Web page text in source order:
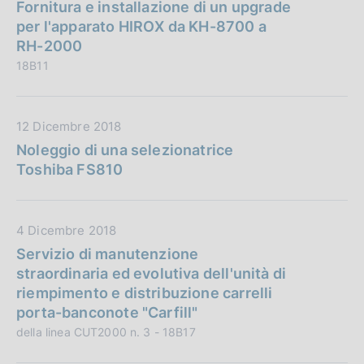
c
a
z
i
e
:
t
a
P
b
i
c
i
o
n
e
:
Fornitura e installazione di un upgrade
per l'apparato HIROX da KH-8700 a
RH-2000
18B11
D
a
t
u
b
l
i
c
a
12 Dicembre 2018
Noleggio di una selezionatrice
Toshiba FS810
D
a
t
a
P
u
4 Dicembre 2018
Servizio di manutenzione
straordinaria ed evolutiva dell'unità di
riempimento e distribuzione carrelli
porta-banconote "Carfill"
della linea CUT2000 n. 3 - 18B17